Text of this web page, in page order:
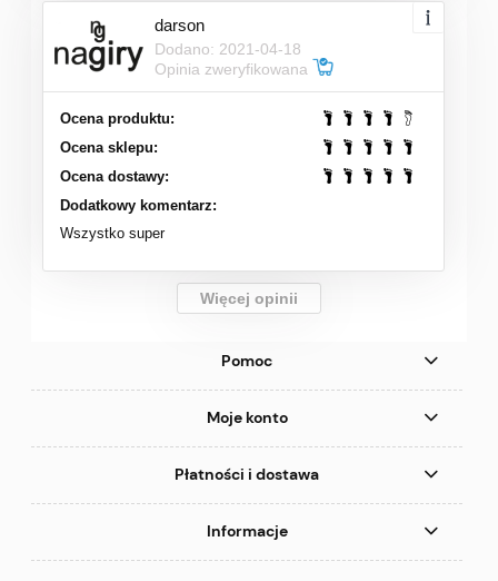
darson
Dodano: 2021-04-18
Opinia zweryfikowana
Ocena produktu:
Ocena sklepu:
Ocena dostawy:
Dodatkowy komentarz:
Wszystko super
Więcej opinii
Pomoc
Moje konto
Płatności i dostawa
Informacje